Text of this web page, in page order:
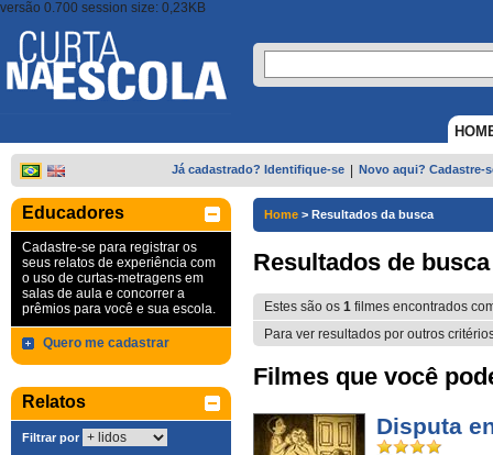
versão 0.700 session size: 0,23KB
Já cadastrado? Identifique-se Novo aqui? Cadastre-
Educadores
Cadastre-se para registrar os
seus relatos de experiência com
o uso de curtas-metragens em
salas de aula e concorrer a
prêmios para você e sua escola.
Quero me cadastrar
Relatos
Filtrar por
Home > Resultados da busca
Resultados de busca
Estes são os 1 filmes encontrados
Para ver resultados por outros
Filmes que você
Disputa